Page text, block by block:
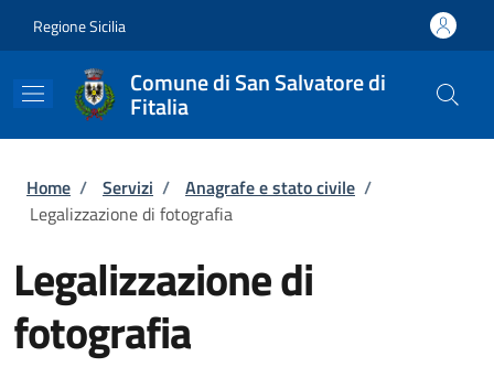
Regione Sicilia
Comune di San Salvatore di
Fitalia
Briciole di pane
Home / Servizi / Anagrafe e stato civile /
Legalizzazione di fotografia
Legalizzazione di
fotografia